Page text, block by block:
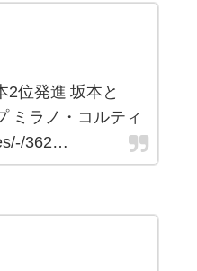
2位発進 坂本と
ミラノ・コルティ
362…